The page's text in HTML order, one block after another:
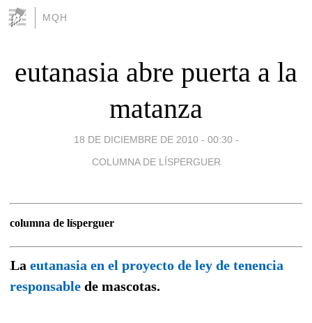
MQH
eutanasia abre puerta a la
matanza
18 DE DICIEMBRE DE 2010 - 00:30 -
COLUMNA DE LÍSPERGUER
columna de lísperguer
La eutanasia en el proyecto de ley de tenencia
responsable de mascotas.